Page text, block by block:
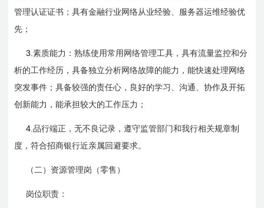
管理认证证书；具有金融行业网络从业经验、服务器运维经验优
先；
3.素质能力：熟练使用常用网络管理工具，具有流量监控和分
析的工作经历，具备独立分析网络故障的能力，能快速处理网络
突发事件；具备较强的责任心，良好的学习、沟通、协作及开拓
创新能力，能承担较大的工作压力；
4.品行端正，无不良记录，遵守监管部门和我行相关规章制
度，符合招商银行近亲属回避要求。
（二）资源管理岗（零售）
岗位职责：